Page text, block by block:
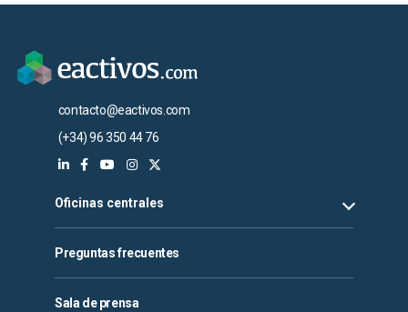
contacto@eactivos.com
(+34) 96 350 44 76
Oficinas centrales
Preguntas frecuentes
Sala de prensa